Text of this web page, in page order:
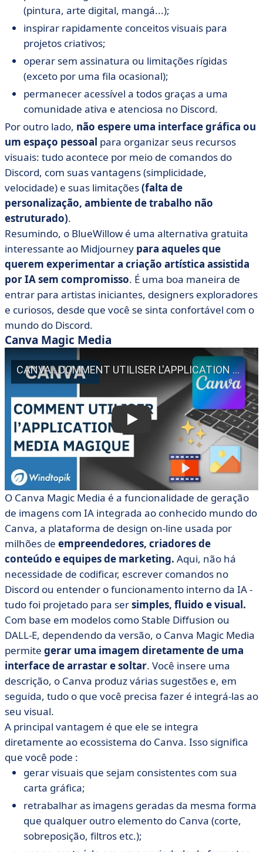
(pintura, arte digital, mangá...);
inspirar rapidamente conceitos visuais para
projetos criativos;
operar sem assinatura ou limitações rígidas
(exceto por uma fila ocasional);
permanecer acessível a todos graças a uma
comunidade ativa e atenciosa no Discord.
Por outro lado, não espere uma interface gráfica ou
um espaço pessoal para organizar seus recursos
visuais: tudo acontece por meio de comandos do
Discord, com suas vantagens (simplicidade,
velocidade) e suas limitações(falta de
personalização, ambiente de trabalho não
estruturado).
Resumindo, o BlueWillow é uma alternativa gratuita
interessante ao Midjourney para aqueles que
querem experimentar a criação artística assistida
por IA sem compromisso. É uma boa maneira de
entrar para artistas iniciantes, designers exploradores
e curiosos, desde que você se sinta confortável com o
mundo do Discord.
Canva Magic Media
O Canva Magic Media é a funcionalidade de geração
de imagens com IA integrada ao conhecido mundo do
Canva, a plataforma de design on-line usada por
milhões de empreendedores, criadores de
conteúdo e equipes de marketing. Aqui, não há
necessidade de codificar, escrever comandos no
Discord ou entender o funcionamento interno da IA -
tudo foi projetado para sersimples, fluido e visual.
Com base em modelos como Stable Diffusion ou
DALL-E, dependendo da versão, o Canva Magic Media
permite gerar uma imagem diretamente de uma
interface de arrastar e soltar. Você insere uma
descrição, o Canva produz várias sugestões e, em
seguida, tudo o que você precisa fazer é integrá-las ao
seu visual.
A principal vantagem é que ele se integra
diretamente ao ecossistema do Canva. Isso significa
que você pode :
gerar visuais que sejam consistentes com sua
carta gráfica;
retrabalhar as imagens geradas da mesma forma
que qualquer outro elemento do Canva (corte,
sobreposição, filtros etc.);